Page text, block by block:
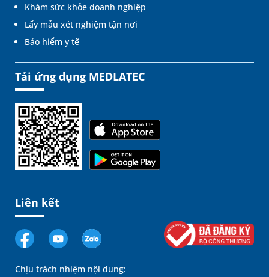
Khám sức khỏe doanh nghiệp
Lấy mẫu xét nghiệm tận nơi
Bảo hiểm y tế
Tải ứng dụng MEDLATEC
Liên kết
Chịu trách nhiệm nội dung: